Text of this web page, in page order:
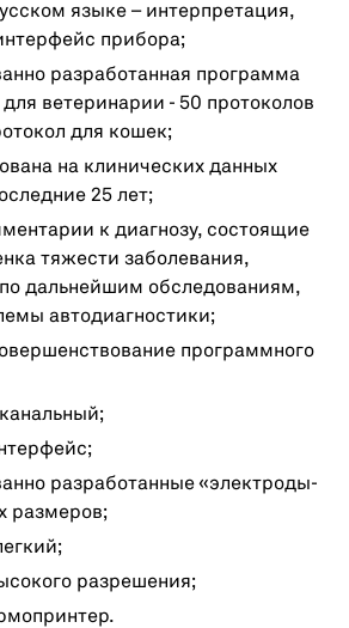
языке – интерпретация,
прибора;
разработанная программа
ветеринарии - 50 протоколов
для кошек;
на клинических данных
25 лет;
к диагнозу, состоящие
тяжести заболевания,
дальнейшим обследованиям,
автодиагностики;
программного
разработанные «электроды-
размеров;
разрешения;